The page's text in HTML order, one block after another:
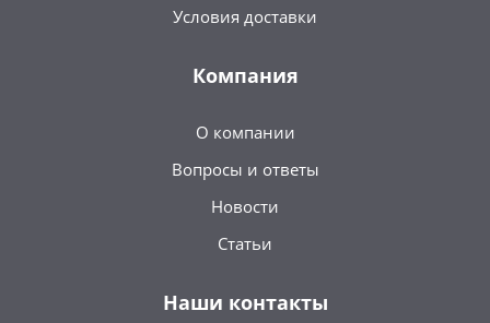
Условия доставки
Компания
О компании
Вопросы и ответы
Новости
Статьи
Наши контакты